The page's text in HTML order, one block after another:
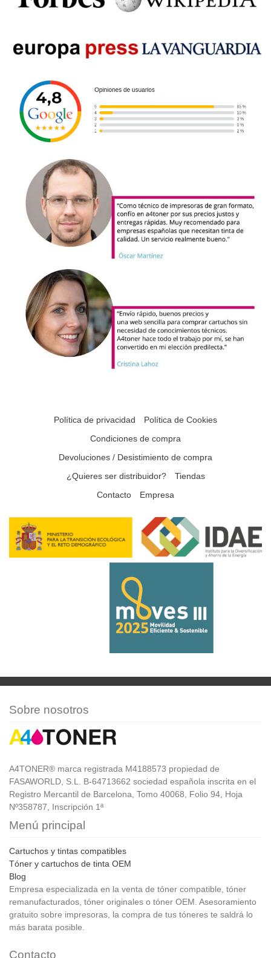
Política de privacidad
Política de Cookies
Condiciones de compra
Devoluciones / Desistimiento de compra
¿Quieres ser distribuidor?
Tiendas
Contacto
Empresa
Sobre nosotros
A4TONER® marca registrada M4188573 propiedad de
FASAWORLD, S.L. B-64713662 sociedad española inscrita en el
Registro Mercantil de Barcelona, Tomo 40068, Folio 94, Hoja
Nº358787, Inscripción 1ª
Menú principal
Cartuchos y tintas compatibles
Tóner y cartuchos de tinta OEM
Blog
Empresa especializada en la venta de tóner compatible, tóner
remanufacturados, tóner originales o tóner OEM. Asesoramiento
gratuito sobre impresoras, la compra de tus tóneres te saldrá lo
más barata posible.
Contacto